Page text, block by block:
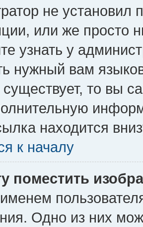
не установил
или же просто
узнать у
нужный вам
существует, то вы
находится
к началу
поместить
Одно из них